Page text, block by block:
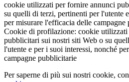
cookie utilizzati per fornire annunci
su quelli di terzi, pertinenti per l'utente
per misurare l'efficacia delle campagne
Cookie di profilazione: cookie
pubblicitari sui nostri siti Web o su
l'utente e per i suoi interessi, nonché
campagne pubblicitarie
Per saperne di più sui nostri cookie,